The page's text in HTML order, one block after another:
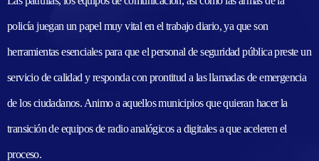
policía juegan un papel muy vital en el trabajo diario, ya que son
herramientas esenciales para que el personal de seguridad pública preste un
servicio de calidad y responda con prontitud a las llamadas de emergencia
de los ciudadanos. Animo a aquellos municipios que quieran hacer la
transición de equipos de radio analógicos a digitales a que aceleren el
proceso.